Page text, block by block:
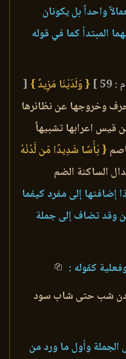
واحداً بل يكونان
المبتدأ كما في قوله
] { وَلَدَيْنَا مَزِيدٌ } [
وخروجها عن نظائرها
قيس اعرابها تشبيهاً
{ بَأْسًا شَدِيدًا مّن لَّدُنْهُ
الساكنة الضم
إضافتها إلى مفرد كيفما
وقد تضاف إلى جملة
كقوله :
شب حتى شاب سود
الجملة وأول ما ورد من